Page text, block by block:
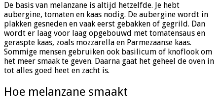
De basis van melanzane is altijd hetzelfde. Je hebt
aubergine, tomaten en kaas nodig. De aubergine wordt in
plakken gesneden en vaak eerst gebakken of gegrild. Dan
wordt er laag voor laag opgebouwd met tomatensaus en
geraspte kaas, zoals mozzarella en Parmezaanse kaas.
Sommige mensen gebruiken ook basilicum of knoflook om
het meer smaak te geven. Daarna gaat het geheel de oven in
tot alles goed heet en zacht is.
Hoe melanzane smaakt